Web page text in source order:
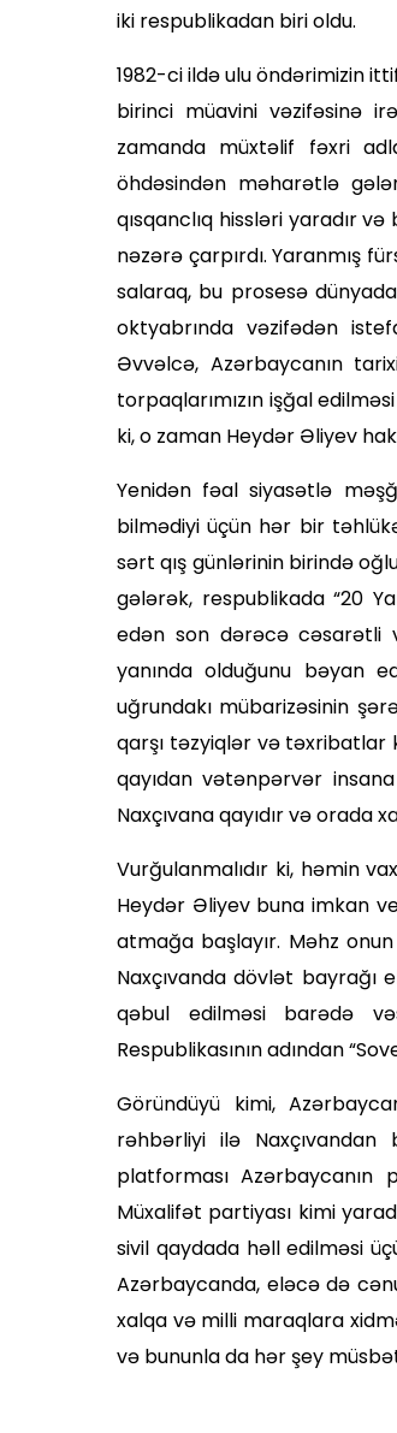
iki respublikadan biri oldu.
1982-ci ildə ulu öndərimizin
bi­rinci müavini vəzifəsinə
zamanda müxtəlif fəxri
öhdəsindən məharətlə
qısqanclıq hissləri yaradır
nəzərə çarpırdı. Yaranmış
salaraq, bu prosesə
oktyabrında vəzifədən
Əvvəlcə, Azərbaycanın
torpaq­larımızın işğal
ki, o zaman Heydər Əliyev
Yenidən fəal siyasətlə
bilmədiyi üçün hər bir
sərt qış günlərinin birində
gələrək, respublikada “20
edən son dərəcə cəsarətli
yanında olduğunu bəyan
uğrundakı mübarizəsinin
qarşı təzyiqlər və təxribatlar
qayıdan vətənpərvər
Naxçıvana qayıdır və orada
Vurğulanmalıdır ki, həmin
Heydər Əliyev buna imkan
atmağa başlayır. Məhz
Naxçıvanda dövlət bayrağı
qəbul edilməsi barədə
Respublikasının adından
Göründüyü kimi,
rəhbərliyi ilə Naxçıvandan
platforması Azərbaycanın
Müxalifət partiyası kimi
sivil qaydada həll edilməsi
Azərbaycanda, eləcə də
xalqa və milli maraqlara
və bununla da hər şey
Xalqın